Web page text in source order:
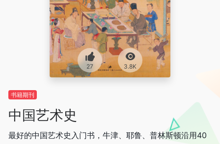
27 3.8K
书籍期刊
中国艺术史
最好的中国艺术史入门书，牛津、耶鲁、普林斯顿沿用40